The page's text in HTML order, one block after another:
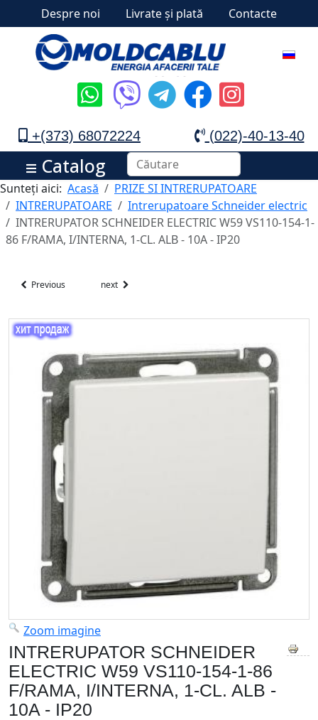
Despre noi Livrate și plată Contacte
+(373) 68072224 (022)-40-13-40
Catalog
Sunteți aici: Acasă
PRIZE SI INTRERUPATOARE
INTRERUPATOARE
Intrerupatoare Schneider electric
INTRERUPATOR SCHNEIDER ELECTRIC W59 VS110-154-1-
86 F/RAMA, I/INTERNA, 1-CL. ALB - 10A - IP20
Previous next
Zoom imagine
INTRERUPATOR SCHNEIDER
ELECTRIC W59 VS110-154-1-86
F/RAMA, I/INTERNA, 1-CL. ALB -
10A - IP20